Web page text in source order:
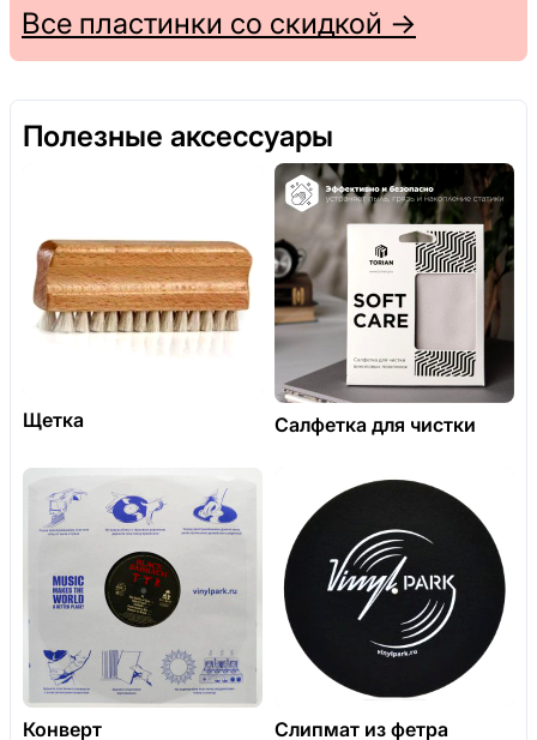
Все пластинки со скидкой →
Полезные аксессуары
Щетка Салфетка для чистки
Конверт Слипмат из фетра